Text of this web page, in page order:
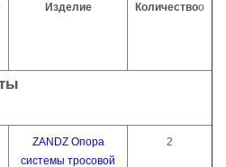
Изделие Количествоо
ZANDZ Опора
системы тросовой
2